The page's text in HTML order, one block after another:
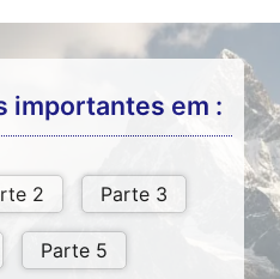
importantes em :